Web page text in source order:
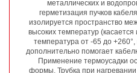
металлических и
герметизация пучков
изолируется пространство
высоких температур
температура от -65 до
дополнительно помогает
Применение термоусадки
формы. Трубка при